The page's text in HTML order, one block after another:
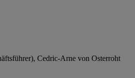
Cedric-Arne von Osterroht